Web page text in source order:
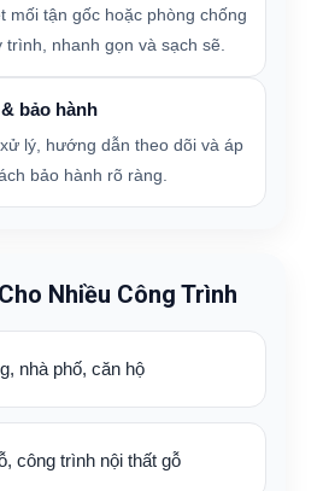
mối tận gốc hoặc phòng chống
trình, nhanh gọn và sạch sẽ.
bảo hành
lý, hướng dẫn theo dõi và áp
bảo hành rõ ràng.
Nhiều Công Trình
nhà phố, căn hộ
công trình nội thất gỗ